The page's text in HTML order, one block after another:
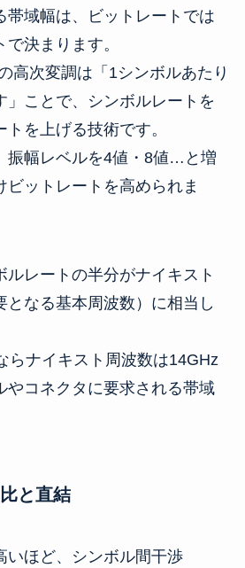
帯域幅は、ビットレートでは
決まります。
高次変調は「1シンボルあたり
」ことで、シンボルレートを
を上げる技術です。
振幅レベルを4値・8値…と増
ビットレートを高められま
ルレートの半分がナイキスト
となる基本周波数）に相当し
らナイキスト周波数は14GHz
やコネクタに要求される帯域
と直結
いほど、シンボル間干渉